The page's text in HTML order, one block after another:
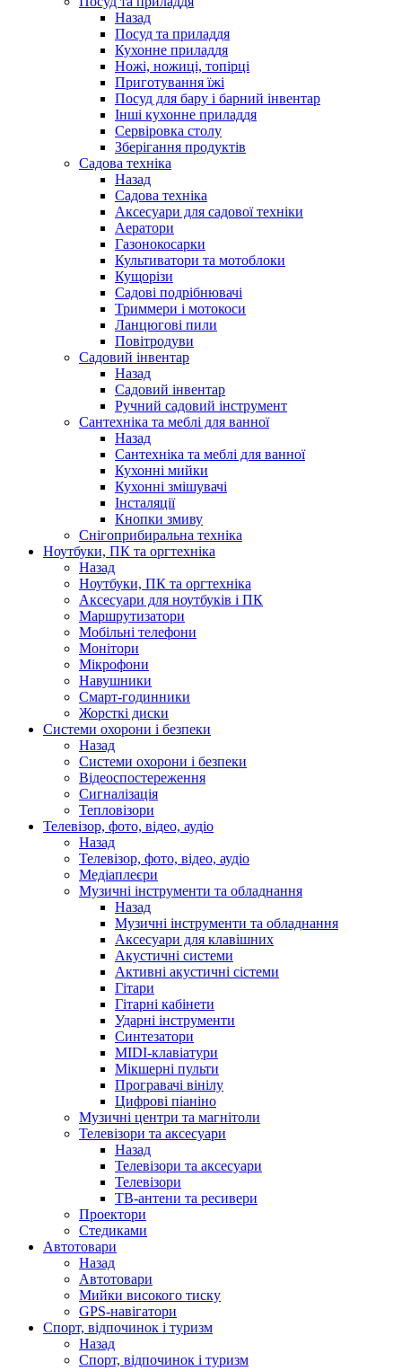
Назад
Посуд та приладдя
Кухонне приладдя
Ножі, ножиці, топірці
Приготування їжі
Посуд для бару і барний інвентар
Інші кухонне приладдя
Сервіровка столу
Зберігання продуктів
Садова техніка
Назад
Садова техніка
Аксесуари для садової техніки
Аератори
Газонокосарки
Культиватори та мотоблоки
Кущорізи
Садові подрібнювачі
Триммери і мотокоси
Ланцюгові пили
Повітродуви
Садовий інвентар
Назад
Садовий інвентар
Ручний садовий інструмент
Сантехніка та меблі для ванної
Назад
Сантехніка та меблі для ванної
Кухонні мийки
Кухонні змішувачі
Інсталяції
Кнопки змиву
Снігоприбиральна техніка
Ноутбуки, ПК та оргтехніка
Назад
Ноутбуки, ПК та оргтехніка
Аксесуари для ноутбуків і ПК
Маршрутизатори
Мобільні телефони
Монітори
Мікрофони
Навушники
Смарт-годинники
Жорсткі диски
Системи охорони і безпеки
Назад
Системи охорони і безпеки
Відеоспостереження
Сигналізація
Тепловізори
Телевізор, фото, відео, аудіо
Назад
Телевізор, фото, відео, аудіо
Медіаплеєри
Музичні інструменти та обладнання
Назад
Музичні інструменти та обладнання
Аксесуари для клавішних
Акустичні системи
Активні акустичні сістеми
Гітари
Гітарні кабінети
Ударні інструменти
Синтезатори
MIDI-клавіатури
Мікшерні пульти
Програвачі вінілу
Цифрові піаніно
Музичні центри та магнітоли
Телевізори та аксесуари
Назад
Телевізори та аксесуари
Телевізори
ТВ-антени та ресивери
Проектори
Стедиками
Автотовари
Назад
Автотовари
Мийки високого тиску
GPS-навігатори
Спорт, відпочинок і туризм
Назад
Спорт, відпочинок і туризм